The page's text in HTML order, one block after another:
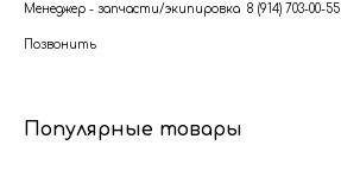
Менеджер - запчасти/экипировка 8 (914) 703-00-55
Позвонить
Популярные товары